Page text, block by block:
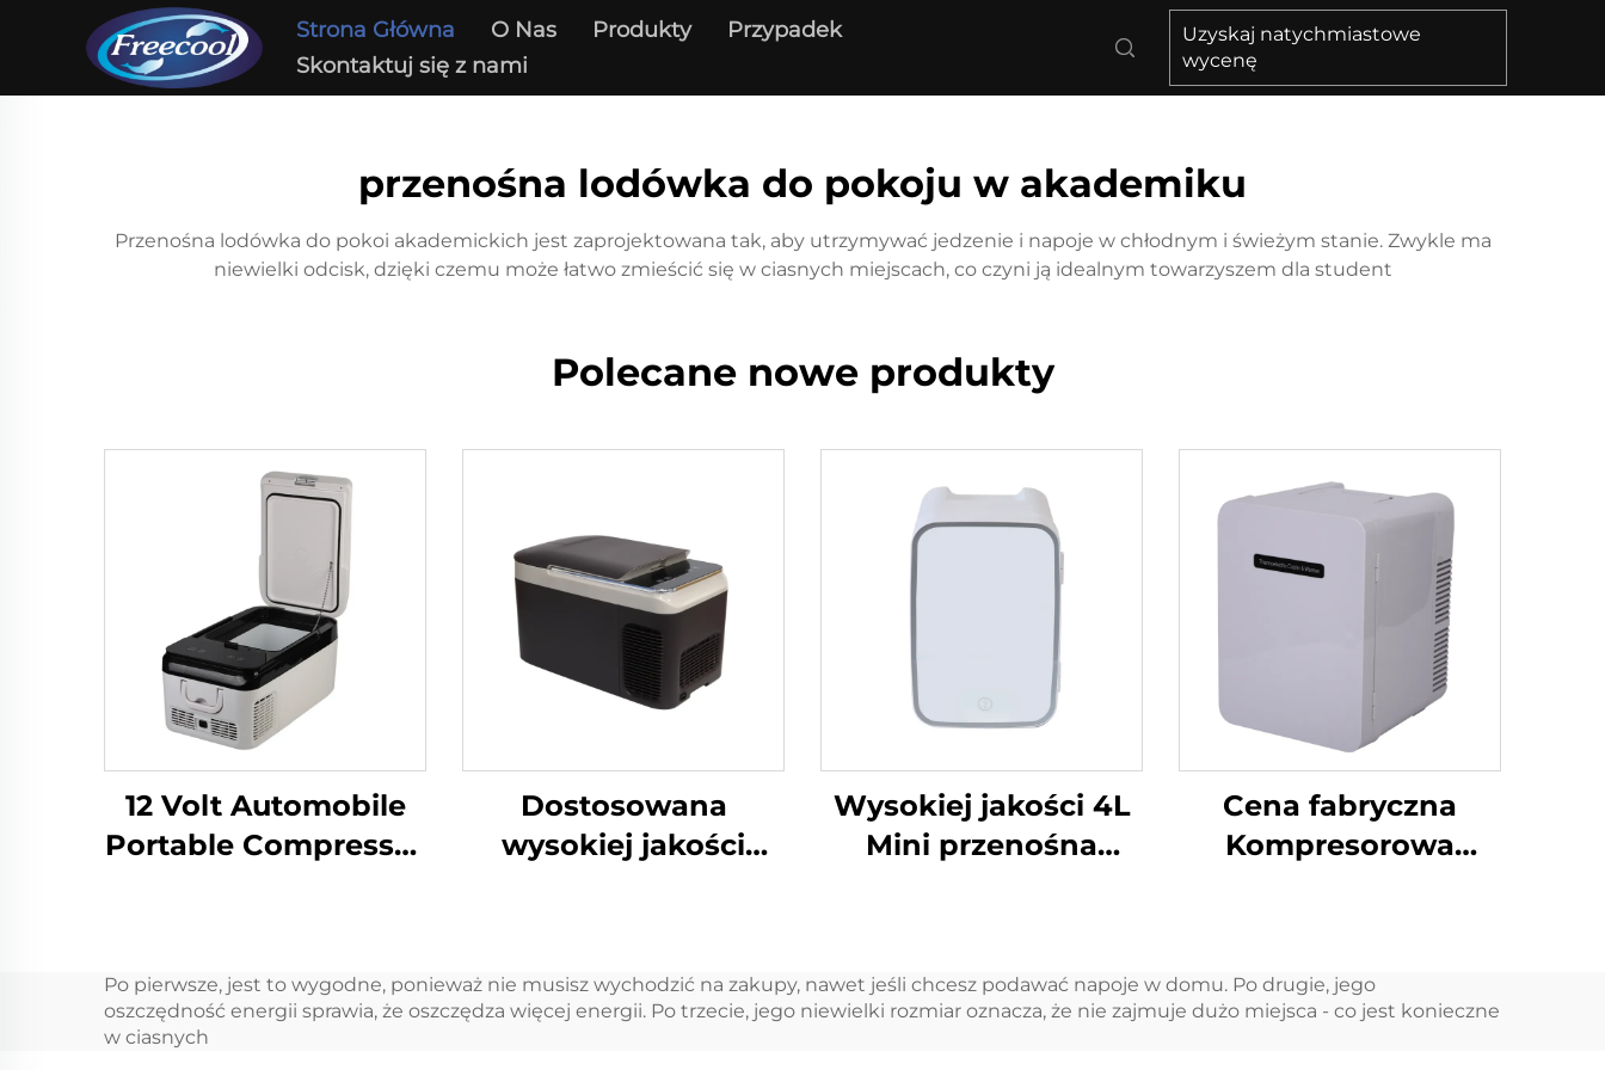
Strona Główna O Nas Produkty
Przypadek
Skontaktuj się z nami
Uzyskaj natychmiastowe
wycenę
przenośna lodówka do pokoju w akademiku
Przenośna lodówka do pokoi akademickich jest zaprojektowana tak, aby utrzymywać jedzenie i napoje w chłodnym i świeżym stanie. Zwykle ma
niewielki odcisk, dzięki czemu może łatwo zmieścić się w ciasnych miejscach, co czyni ją idealnym towarzyszem dla student
Polecane nowe produkty
12 Volt Automobile
Portable Compressor
Elektryczna
Lodówka
Dostosowana
wysokiej jakości
samochodowe 12v
Wysokiej jakości 4L
Mini przenośna
źródło zasilania
Cena fabryczna
Kompresorowa
DC12V/Ac100V
Po pierwsze, jest to wygodne, ponieważ nie musisz wychodzić na zakupy, nawet jeśli chcesz podawać napoje w domu. Po drugie, jego
oszczędność energii sprawia, że oszczędza więcej energii. Po trzecie, jego niewielki rozmiar oznacza, że nie zajmuje dużo miejsca - co jest konieczne
w ciasnych